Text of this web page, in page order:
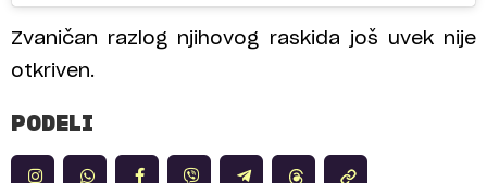
Zvaničan razlog njihovog raskida još uvek nije
otkriven.
PODELI